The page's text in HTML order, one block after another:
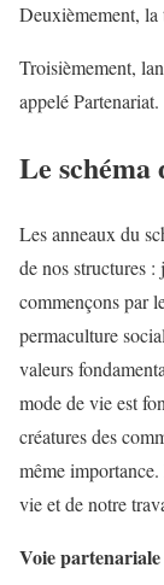
Deuxièmement, la
Troisièmement,
appelé Partenariat.
Le schéma
Les anneaux du
de nos structures
commençons par
permaculture
valeurs
mode de vie est
créatures des
même
vie et de notre
Voie